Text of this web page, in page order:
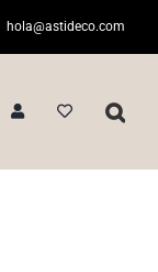
hola@astideco.com